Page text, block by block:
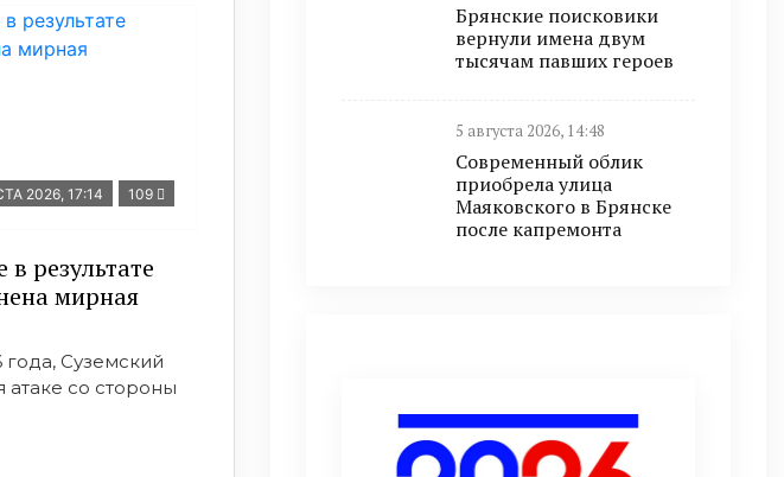
2026, 17:14 109
результате
мирная
года, Суземский
со стороны
Брянские поисковики
вернули имена двум
тысячам павших героев
5 августа 2026, 14:48
Современный облик
приобрела улица
Маяковского в Брянске
после капремонта